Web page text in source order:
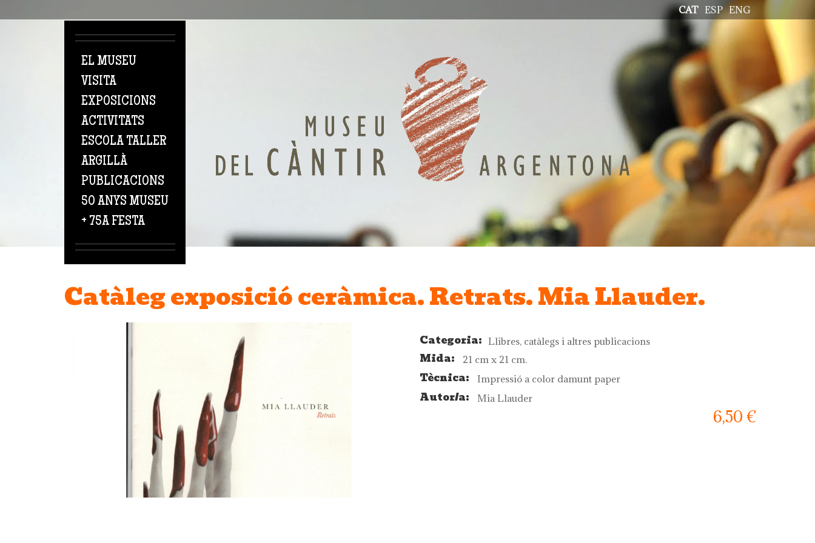
ENG
ESP
CAT
EL MUSEU
VISITA
EXPOSICIONS
ACTIVITATS
ESCOLA TALLER
ARGILLÀ
PUBLICACIONS
50 ANYS MUSEU
+ 75A FESTA
Catàleg exposició ceràmica. Retrats. Mia Llauder.
Categoria: Llibres, catàlegs i altres publicacions
Mida: 21 cm x 21 cm.
Tècnica: Impressió a color damunt paper
Autor/a: Mia Llauder
6,50 €